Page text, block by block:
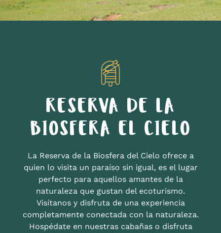
RESERVA DE LA
BIOSFERA EL CIELO
La Reserva de la Biosfera del Cielo ofrece a
quien lo visita un paraíso sin igual, es el lugar
perfecto para aquellos amantes de la
naturaleza que gustan del ecoturismo.
Visítanos y disfruta de una experiencia
completamente conectada con la naturaleza.
Hospédate en nuestras cabañas o disfruta